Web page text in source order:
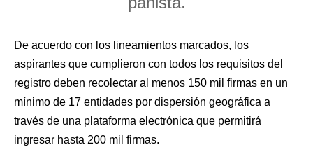
De acuerdo con los lineamientos marcados, los
aspirantes que cumplieron con todos los requisitos del
registro deben recolectar al menos 150 mil firmas en un
mínimo de 17 entidades por dispersión geográfica a
través de una plataforma electrónica que permitirá
ingresar hasta 200 mil firmas.